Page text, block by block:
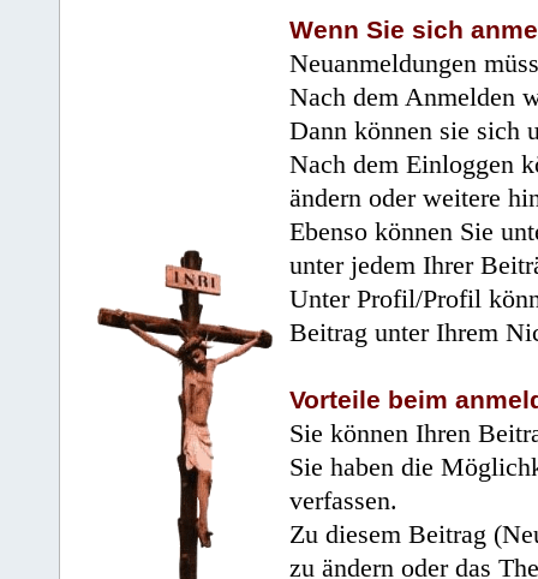
Wenn Sie sich
Neuanmeldungen
Nach dem Anmelden
Dann können sie sich
Nach dem Einloggen
ändern oder weitere
Ebenso können Sie
unter jedem Ihrer
Unter Profil/Profil
Beitrag unter Ihrem
Vorteile beim
Sie können Ihren
Sie haben die
verfassen.
Zu diesem Beitrag
zu ändern oder das